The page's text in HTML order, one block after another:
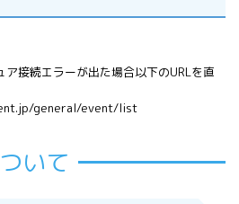
質の循環について学びます。
接続エラーが出た場合以下のURLを直
general/event/list
いて